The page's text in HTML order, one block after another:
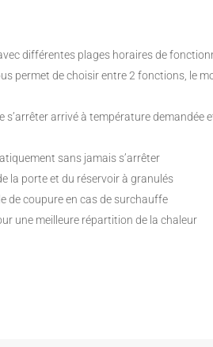
différentes plages horaires de
permet de choisir entre 2 fonctions, le
s’arrêter arrivé à température demandée
sans jamais s’arrêter
la porte et du réservoir à granulés
de coupure en cas de surchauffe
une meilleure répartition de la chaleur